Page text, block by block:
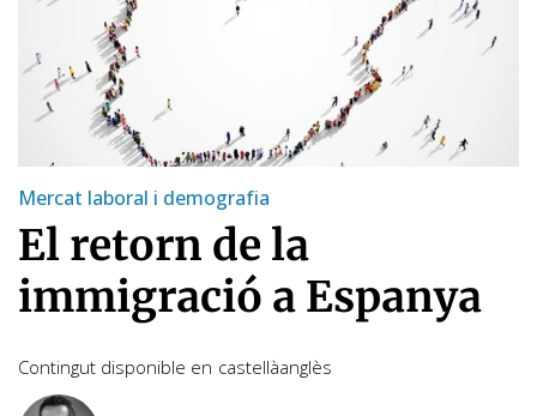
Mercat laboral i demografia
El retorn de la
immigració a Espanya
Contingut disponible en castellàanglès